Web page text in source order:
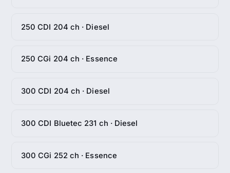
250 CDI 204 ch · Diesel
250 CGi 204 ch · Essence
300 CDI 204 ch · Diesel
300 CDI Bluetec 231 ch · Diesel
300 CGi 252 ch · Essence